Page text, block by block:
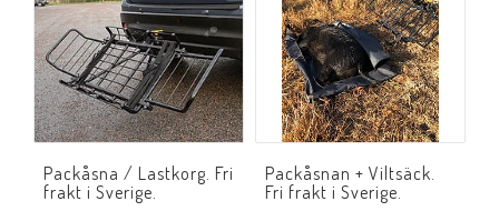
Packåsna / Lastkorg. Fri
frakt i Sverige.
Packåsnan + Viltsäck.
Fri frakt i Sverige.